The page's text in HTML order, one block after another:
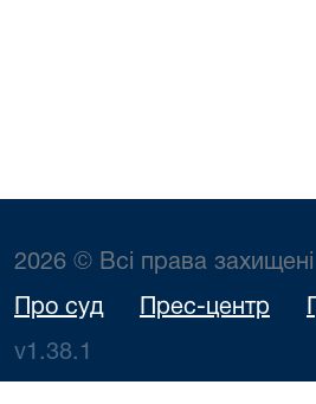
2026 © Всі права захищені
Про суд Прес-центр
v1.38.1